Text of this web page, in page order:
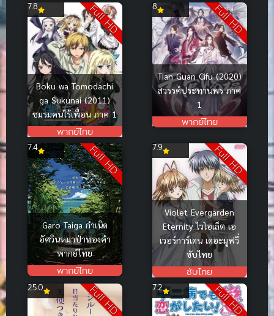
Full HD
Boku wa Tomodachi
ga Sukunai (2011)
ชมรมคนไร้เพื่อน ภาค 1
พากย์ไทย
7.8 Full HD
Tian Guan Cifu (2020)
สวรรค์ประทานพร ภาค
1
พากย์ไทย
8
Full HD
Garo Taiga กำเนิด
อัศวินหมาป่าทองคำ
พากย์ไทย
พากย์ไทย
7.4 Full HD
Violet Evergarden
Eternity ไวโอเล็ต เอ
เวอร์การ์เดน เดอะมูฟวี่
ซับไทย
ซับไทย
7.9
Full HD
25.0 Full HD
7.2